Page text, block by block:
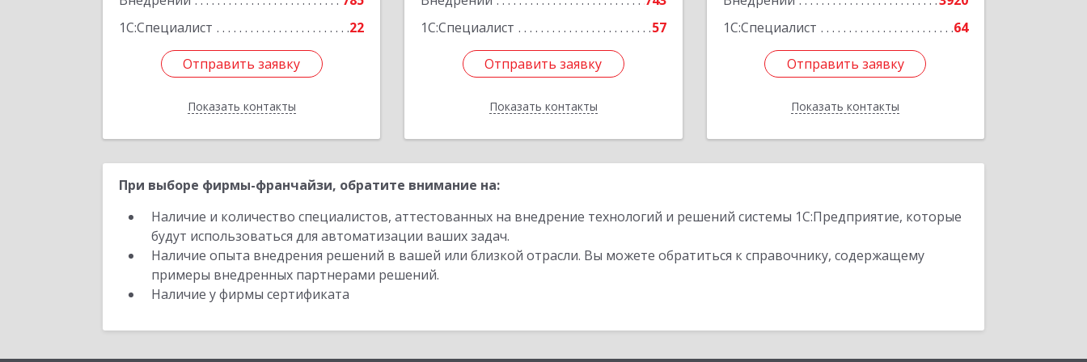
1С:Специалист
22
Отправить заявку
Показать контакты
Отправить заявку
Назад
1С:Специалист
57
Отправить заявку
Показать контакты
Отправить заявку
Назад
1С:Специалист
64
Отправить заявку
Показать контакты
Отправить заявку
Назад
При выборе фирмы-франчайзи, обратите внимание на:
Наличие и количество специалистов, аттестованных на внедрение технологий и решений системы 1С:Предприятие, которые
будут использоваться для автоматизации ваших задач.
Наличие опыта внедрения решений в вашей или близкой отрасли. Вы можете обратиться к справочнику, содержащему
примеры внедренных партнерами решений.
Наличие у фирмы сертификата